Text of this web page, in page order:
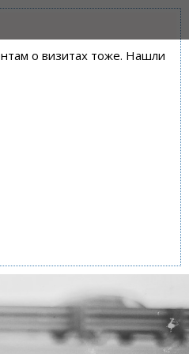
о визитах тоже. Нашли